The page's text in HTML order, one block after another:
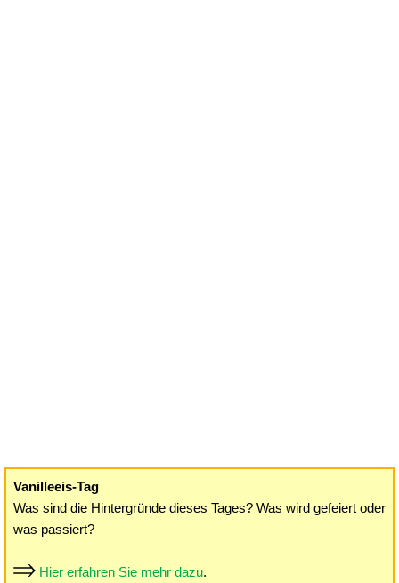
Vanilleeis-Tag
Was sind die Hintergründe dieses Tages? Was wird gefeiert oder
was passiert?
Hier erfahren Sie mehr dazu.